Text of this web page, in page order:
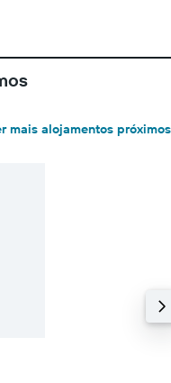
mais alojamentos próximos